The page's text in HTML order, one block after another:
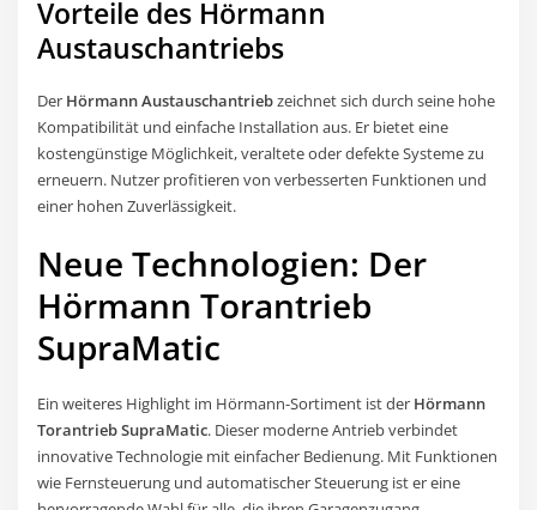
Vorteile des Hörmann
Austauschantriebs
Der Hörmann Austauschantriebzeichnet sich durch seine hohe
Kompatibilität und einfache Installation aus. Er bietet eine
kostengünstige Möglichkeit, veraltete oder defekte Systeme zu
erneuern. Nutzer profitieren von verbesserten Funktionen und
einer hohen Zuverlässigkeit.
Neue Technologien: Der
Hörmann Torantrieb
SupraMatic
Ein weiteres Highlight im Hörmann-Sortiment ist der Hörmann
Torantrieb SupraMatic. Dieser moderne Antrieb verbindet
innovative Technologie mit einfacher Bedienung. Mit Funktionen
wie Fernsteuerung und automatischer Steuerung ist er eine